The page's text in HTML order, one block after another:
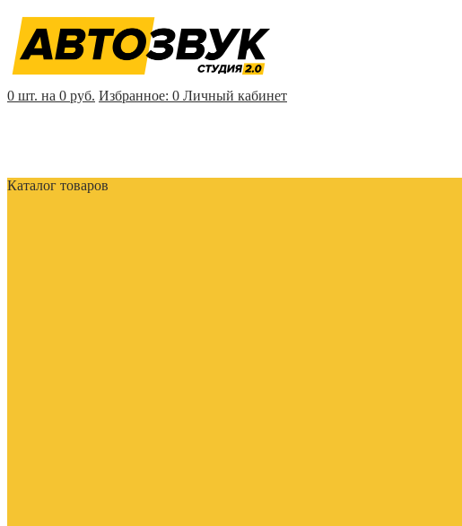
0 шт. на 0 руб. Избранное: 0 Личный кабинет
Каталог товаров